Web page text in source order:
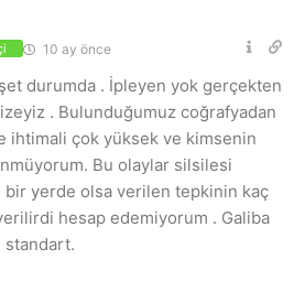
10 ay önce
durumda . İpleyen yok gerçekten
. Bulunduğumuz coğrafyadan
ihtimali çok yüksek ve kimsenin
Bu olaylar silsilesi
bir yerde olsa verilen tepkinin kaç
hesap edemiyorum . Galiba
standart.